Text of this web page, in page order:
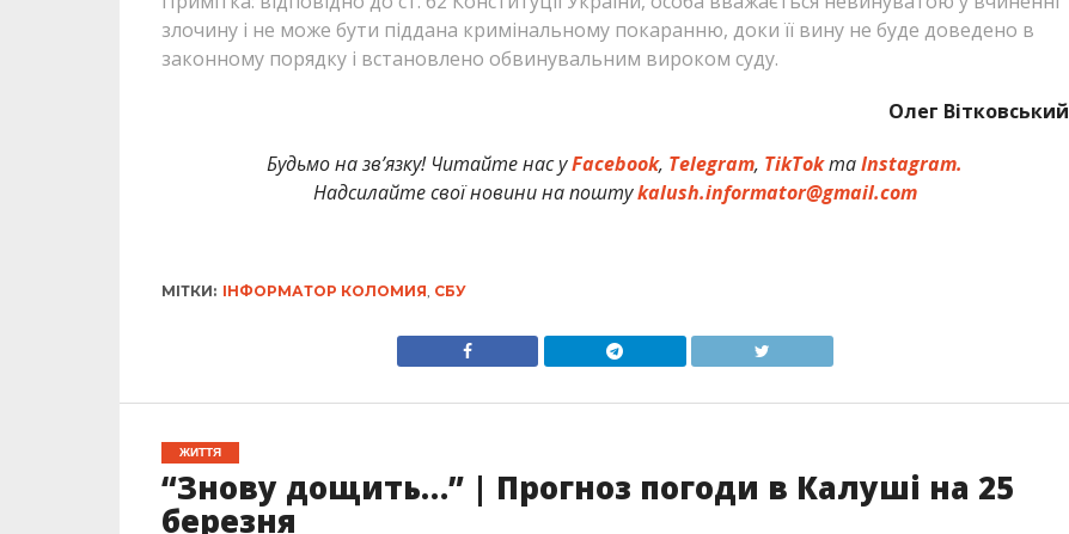
злочину і не може бути піддана кримінальному покаранню, доки її вину не буде доведено в
законному порядку і встановлено обвинувальним вироком суду.
Олег Вітковський
Будьмо на зв’язку! Читайте нас уFacebook, Telegram, TikTokтаInstagram.
Надсилайте свої новини на поштуkalush.informator@gmail.com
МІТКИ: ІНФОРМАТОР КОЛОМИЯ, СБУ
ЖИТТЯ
“Знову дощить…” | Прогноз погоди в Калуші на 25
березня